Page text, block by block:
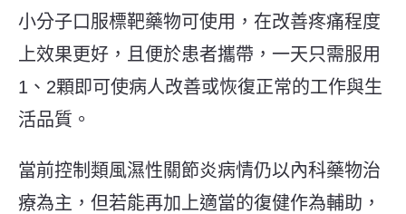
小分子口服標靶藥物可使用，在改善疼痛程度
上效果更好，且便於患者攜帶，一天只需服用
1、2顆即可使病人改善或恢復正常的工作與生
活品質。
當前控制類風濕性關節炎病情仍以內科藥物治
療為主，但若能再加上適當的復健作為輔助，